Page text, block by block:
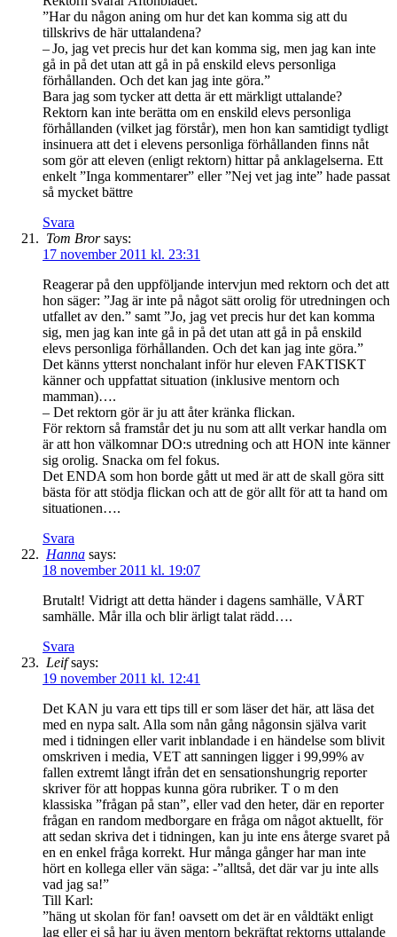
”Har du någon aning om hur det kan komma sig att du
tillskrivs de här uttalandena?
– Jo, jag vet precis hur det kan komma sig, men jag kan inte
gå in på det utan att gå in på enskild elevs personliga
förhållanden. Och det kan jag inte göra.”
Bara jag som tycker att detta är ett märkligt uttalande?
Rektorn kan inte berätta om en enskild elevs personliga
förhållanden (vilket jag förstår), men hon kan samtidigt tydligt
insinuera att det i elevens personliga förhållanden finns nåt
som gör att eleven (enligt rektorn) hittar på anklagelserna. Ett
enkelt ”Inga kommentarer” eller ”Nej vet jag inte” hade passat
så mycket bättre
Svara
Tom Bror says:
17 november 2011 kl. 23:31
Reagerar på den uppföljande intervjun med rektorn och det att
hon säger: ”Jag är inte på något sätt orolig för utredningen och
utfallet av den.” samt ”Jo, jag vet precis hur det kan komma
sig, men jag kan inte gå in på det utan att gå in på enskild
elevs personliga förhållanden. Och det kan jag inte göra.”
Det känns ytterst nonchalant inför hur eleven FAKTISKT
känner och uppfattat situation (inklusive mentorn och
mamman)….
– Det rektorn gör är ju att åter kränka flickan.
För rektorn så framstår det ju nu som att allt verkar handla om
är att hon välkomnar DO:s utredning och att HON inte känner
sig orolig. Snacka om fel fokus.
Det ENDA som hon borde gått ut med är att de skall göra sitt
bästa för att stödja flickan och att de gör allt för att ta hand om
situationen….
Svara
Hanna says:
18 november 2011 kl. 19:07
Brutalt! Vidrigt att detta händer i dagens samhälle, VÅRT
samhälle. Mår illa och blir ärligt talat rädd….
Svara
Leif says:
19 november 2011 kl. 12:41
Det KAN ju vara ett tips till er som läser det här, att läsa det
med en nypa salt. Alla som nån gång någonsin själva varit
med i tidningen eller varit inblandade i en händelse som blivit
omskriven i media, VET att sanningen ligger i 99,99% av
fallen extremt långt ifrån det en sensationshungrig reporter
skriver för att hoppas kunna göra rubriker. T o m den
klassiska ”frågan på stan”, eller vad den heter, där en reporter
frågan en random medborgare en fråga om något aktuellt, för
att sedan skriva det i tidningen, kan ju inte ens återge svaret på
en en enkel fråga korrekt. Hur många gånger har man inte
hört en kollega eller vän säga: -”alltså, det där var ju inte alls
vad jag sa!”
Till Karl:
”häng ut skolan för fan! oavsett om det är en våldtäkt enligt
lag eller ej så har ju även mentorn bekräftat rektorns uttalande